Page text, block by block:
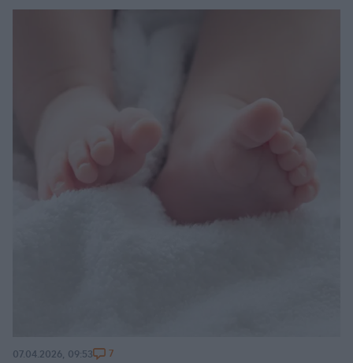
07.04.2026, 09:53 7